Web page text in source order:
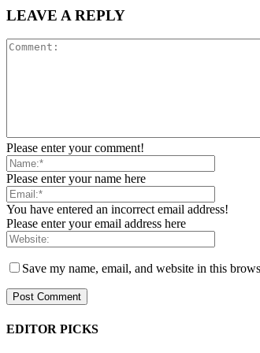
LEAVE A REPLY
Please enter your comment!
Please enter your name here
You have entered an incorrect email address!
Please enter your email address here
Save my name, email, and website in this
EDITOR PICKS